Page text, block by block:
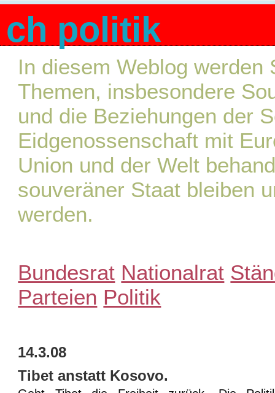
ch politik
In diesem Weblog werden
Themen, insbesondere
und die Beziehungen der
Eidgenossenschaft mit
Union und der Welt
souveräner Staat bleiben
werden.
Bundesrat Nationalrat
Parteien Politik
14.3.08
Tibet anstatt Kosovo.